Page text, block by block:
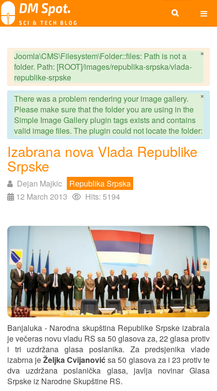
×
Joomla\CMS\Filesystem\Folder::files: Path is not a
folder. Path: [ROOT]/images/republika-srpska/vlada-
republike-srpske
×
There was a problem rendering your image gallery.
Please make sure that the folder you are using in the
Simple Image Gallery plugin tags exists and contains
valid image files. The plugin could not locate the folder:
Izabrana nova Vlada Republike
Srpske
Dejan Majkic
Republika Srpska
12 March 2013
Hits: 5194
Banjaluka - Narodna skupština Republike Srpske izabrala
je večeras novu vladu RS sa 50 glasova za, 22 glasa protiv
i tri uzdržana glasa poslanika. Za predsjenika vlade
izabrna jeŽeljka Cvijanovićsa 50 glasova za i 23 protiv te
dva uzdržana poslanička glasa, javlja novinar Glasa
Srpske iz Narodne Skupštine RS.